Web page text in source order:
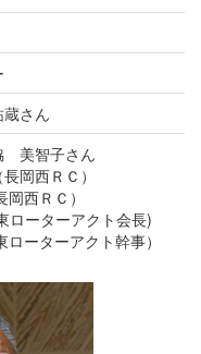
さん
智子さん
岡西ＲＣ）
西ＲＣ）
ーターアクト会長)
ーターアクト幹事）